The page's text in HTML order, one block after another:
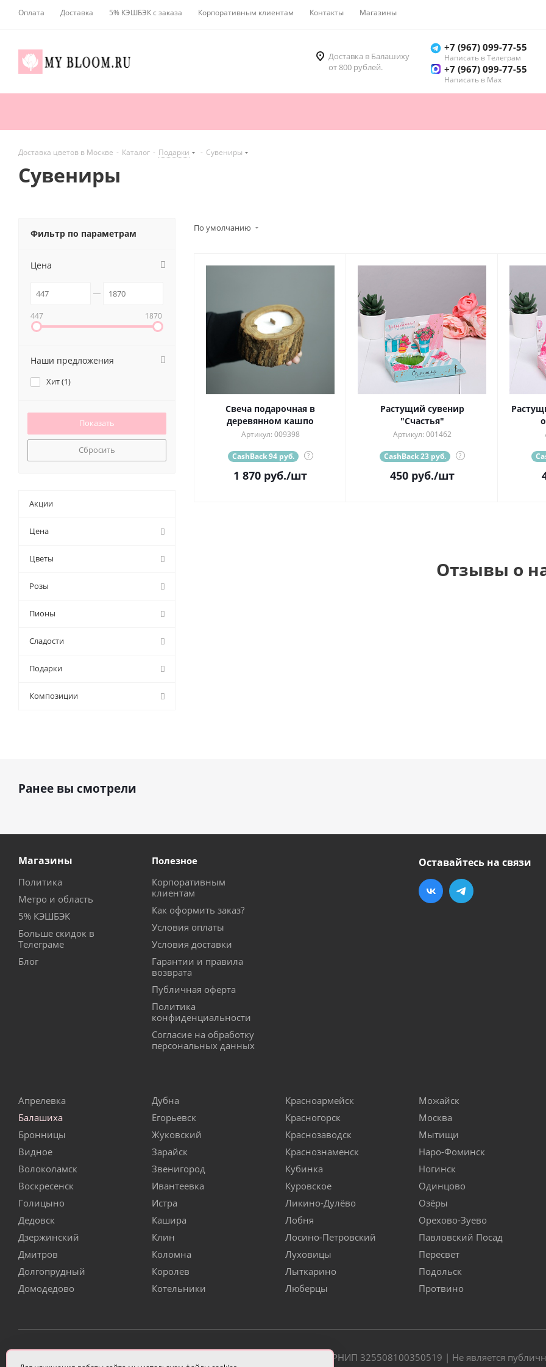
Оплата Доставка 5% КЭШБЭК с заказа Корпоративным клиентам Контакты Магазины
Доставка в Балашиху
от 800 рублей.
+7 (967) 099-77-55
Написать в Телеграм
+7 (967) 099-77-55
Написать в Мах
Доставка цветов в Москве - Каталог - Подарки - Сувениры
Сувениры
По умолчанию
Свеча подарочная в
деревянном кашпо
Артикул: 009398
CashBack 94 руб. ?
1 870 руб./шт
Растущий сувенир
"Счастья"
Артикул: 001462
CashBack 23 руб. ?
450руб./шт
Отзывы о
Фильтр по параметрам
Цена
447 1870
Наши предложения
Хит (1)
Сбросить
Акции
Цена
Цветы
Розы
Пионы
Сладости
Подарки
Композиции
Ранее вы смотрели
Магазины
Политика
Метро и область
5% КЭШБЭК
Больше скидок в
Телеграме
Блог
Полезное
Корпоративным
клиентам
Как оформить заказ?
Условия оплаты
Условия доставки
Гарантии и правила
возврата
Публичная оферта
Политика
конфиденциальности
Согласие на обработку
персональных данных
Оставайтесь на связи
Апрелевка
Балашиха
Бронницы
Видное
Волоколамск
Воскресенск
Голицыно
Дедовск
Дзержинский
Дмитров
Долгопрудный
Домодедово
Дубна
Егорьевск
Жуковский
Зарайск
Звенигород
Ивантеевка
Истра
Кашира
Клин
Коломна
Королев
Котельники
Красноармейск
Красногорск
Краснозаводск
Краснознаменск
Кубинка
Куровское
Ликино-Дулёво
Лобня
Лосино-Петровский
Луховицы
Лыткарино
Люберцы
Можайск
Москва
Мытищи
Наро-Фоминск
Ногинск
Одинцово
Озёры
Орехово-Зуево
Павловский Посад
Пересвет
Подольск
Протвино
ИП Чулкова Анастасия Александровна ИНН 331405822720 | ОГРН/ОГРНИП 325508100350519 | Не является